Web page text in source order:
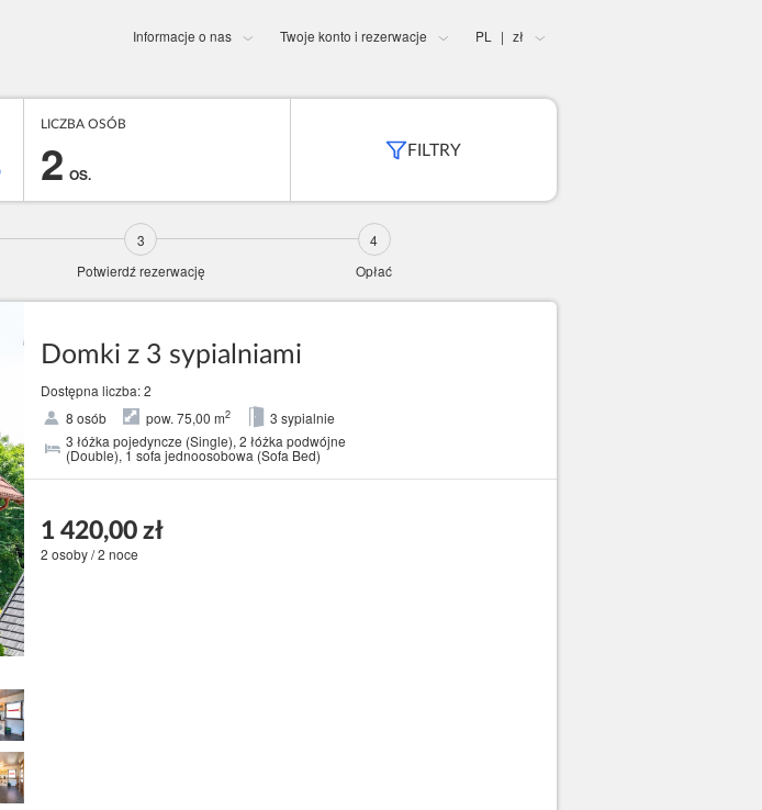
Informacje o nas Twoje konto i rezerwacje PL | zł
LICZBA OSÓB
2 OS.
FILTRY
Potwierdź rezerwację Opłać
Domki z 3 sypialniami
Dostępna liczba: 2
8 osób
pow. 75,00 m2
3 sypialnie
3 łóżka pojedyncze (Single), 2 łóżka podwójne
(Double), 1 sofa jednoosobowa (Sofa Bed)
1 420,00 zł
2 osoby / 2 noce